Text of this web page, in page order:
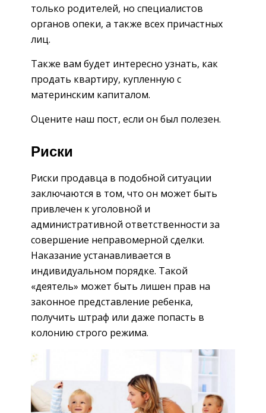
только родителей, но специалистов
органов опеки, а также всех причастных
лиц.
Также вам будет интересно узнать, как
продать квартиру, купленную с
материнским капиталом.
Оцените наш пост, если он был полезен.
Риски
Риски продавца в подобной ситуации
заключаются в том, что он может быть
привлечен к уголовной и
административной ответственности за
совершение неправомерной сделки.
Наказание устанавливается в
индивидуальном порядке. Такой
«деятель» может быть лишен прав на
законное представление ребенка,
получить штраф или даже попасть в
колонию строго режима.